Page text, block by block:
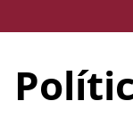
al